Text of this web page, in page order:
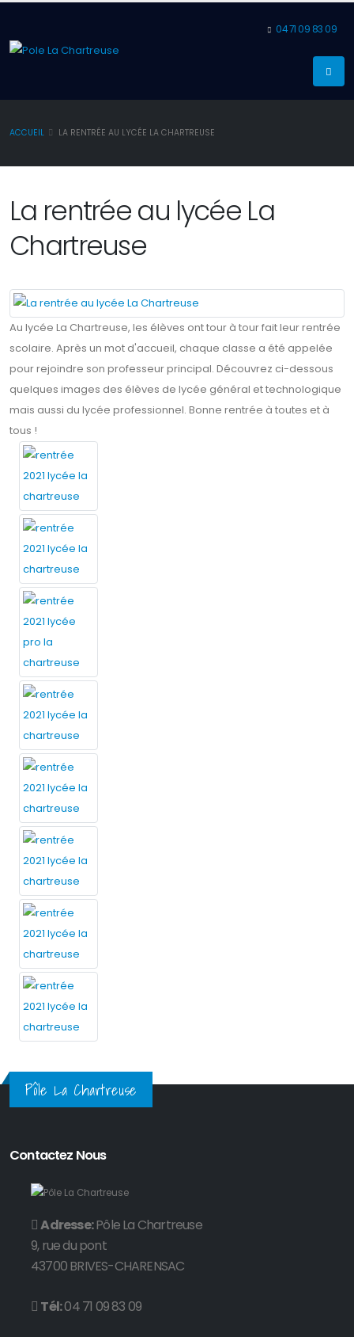
04 71 09 83 09
ACCUEIL LA RENTRÉE AU LYCÉE LA CHARTREUSE
La rentrée au lycée La
Chartreuse
Au lycée La Chartreuse, les élèves ont tour à tour fait leur rentrée
scolaire. Après un mot d'accueil, chaque classe a été appelée
pour rejoindre son professeur principal. Découvrez ci-dessous
quelques images des élèves de lycée général et technologique
mais aussi du lycée professionnel. Bonne rentrée à toutes et à
tous !
Pôle La Chartreuse
Contactez Nous
Adresse:Pôle La Chartreuse
9, rue du pont
43700 BRIVES-CHARENSAC
Tél:04 71 09 83 09